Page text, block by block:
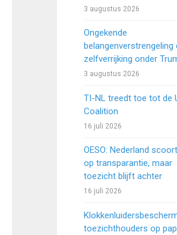
3 augustus 2026
Ongekende
belangenverstrengeling
zelfverrijking onder
3 augustus 2026
TI-NL treedt toe tot de
Coalition
16 juli 2026
OESO: Nederland
op transparantie, maar
toezicht blijft achter
16 juli 2026
toezichthouders op